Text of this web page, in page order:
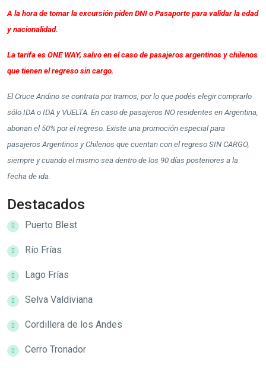
A la hora de tomar la excursión piden DNI o Pasaporte para validar la edad
y nacionalidad.
La tarifa es ONE WAY, salvo en el caso de pasajeros argentinos y chilenos
que tienen el regreso sin cargo.
El Cruce Andino se contrata por tramos, por lo que podés elegir comprarlo
sólo IDA o IDA y VUELTA. En caso de pasajeros NO residentes en Argentina,
abonan el 50% por el regreso. Existe una promoción especial para
pasajeros Argentinos y Chilenos que cuentan con el regreso SIN CARGO,
siempre y cuando el mismo sea dentro de los 90 días posteriores a la
fecha de ida.
Destacados
Puerto Blest
Río Frías
Lago Frías
Selva Valdiviana
Cordillera de los Andes
Cerro Tronador